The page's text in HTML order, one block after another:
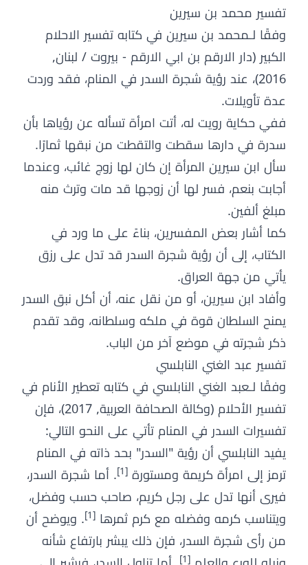
تفسير محمد بن سيرين
وفقًا لـمحمد بن سيرين في كتابه تفسير الاحلام
الكبير (دار الارقم بن ابي الارقم - بيروت / لبنان,
2016)، عند رؤية شجرة السدر في المنام، فقد وردت
عدة تأويلات.
ففي حكاية رويت له، أتت امرأة تسأله عن رؤياها بأن
سدرة في دارها سقطت والتقطت من نبقها ثمارًا.
سأل ابن سيرين المرأة إن كان لها زوج غائب، وعندما
أجابت بنعم، فسر لها أن زوجها قد مات وترث منه
مبلغ ألفين.
كما أشار بعض المفسرين، بناءً على ما ورد في
الكتاب، إلى أن رؤية شجرة السدر قد تدل على رزق
يأتي من جهة العراق.
وأفاد ابن سيرين، أو من نقل عنه، أن أكل نبق السدر
يمنح السلطان قوة في ملكه وسلطانه، وقد تقدم
ذكر شجرته في موضع آخر من الباب.
تفسير عبد الغني النابلسي
وفقًا لـعبد الغني النابلسي في كتابه تعطير الأنام في
تفسير الأحلام (وكالة الصحافة العربية, 2017)، فإن
تفسيرات السدر في المنام تأتي على النحو التالي:
يفيد النابلسي أن رؤية "السدر" بحد ذاته في المنام
ترمز إلى امرأة كريمة ومستورة [1] . أما شجرة السدر،
فيرى أنها تدل على رجل كريم، صاحب حسب وفضل،
ويتناسب كرمه وفضله مع كرم ثمرها [1] . ويوضح أن
من رأى شجرة السدر، فإن ذلك يبشر بارتفاع شأنه
[1]